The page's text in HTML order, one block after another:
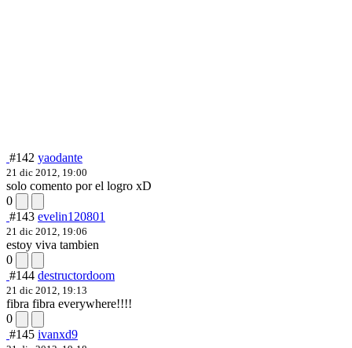
#142 yaodante
21 dic 2012, 19:00
solo comento por el logro xD
0
#143 evelin120801
21 dic 2012, 19:06
estoy viva tambien
0
#144 destructordoom
21 dic 2012, 19:13
fibra fibra everywhere!!!!
0
#145 ivanxd9